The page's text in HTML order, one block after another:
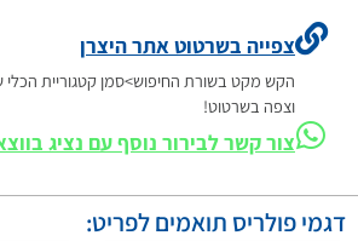
צפייה בשרטוט אתר היצרן
הקש מקט בשורת החיפוש>סמן קטגוריית הכלי
וצפה בשרטוט!
צור קשר לבירור נוסף עם נציג
דגמי פולריס תואמים לפריט: